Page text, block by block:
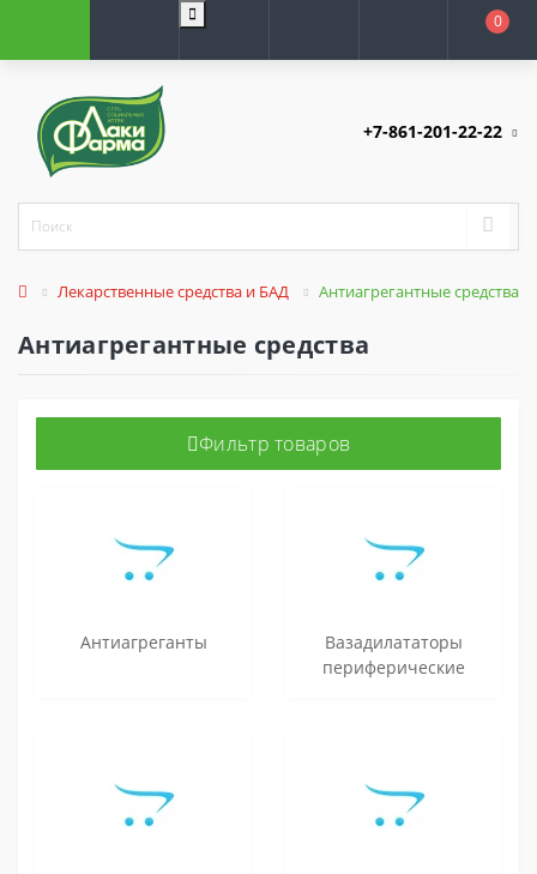
0
+7-861-201-22-22
Лекарственные средства и БАД Антиагрегантные средства
Антиагрегантные средства
Фильтр товаров
Антиагреганты
Вазадилататоры
периферические